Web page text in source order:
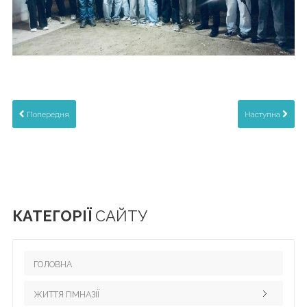
Попередня Наступна
КАТЕГОРІЇ САЙТУ
ГОЛОВНА
ЖИТТЯ ГІМНАЗІЇ